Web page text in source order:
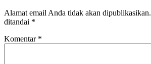
Alamat email Anda tidak akan dipublikasikan.
ditandai *
Komentar *